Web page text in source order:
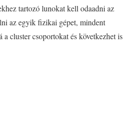
tartozó lunokat kell odaadni az
az egyik fizikai gépet, mindent
cluster csoportokat és következhet is